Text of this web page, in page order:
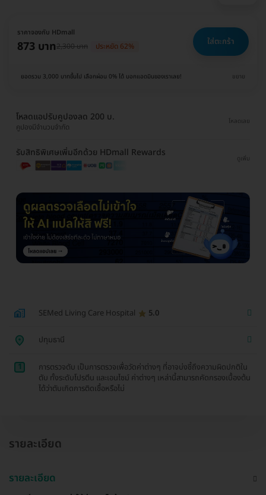
ราคาจองกับ HDmall
873 บาท2,300 บาท ประหยัด 62% ใส่ตะกร้า
ยอดรวม 3,000 บาทขึ้นไป เลือกผ่อน 0% ได้ บอกแอดมินของเราเลย! ขยาย
โหลดแอปรับคูปองลด 200 บ.
คูปองมีจำนวนจำกัด
โหลดเลย
รับสิทธิพิเศษเพิ่มอีกด้วย HDmall Rewards
ดูเพิ่ม
SEMed Living Care Hospital 5.0
ปทุมธานี
1
การตรวจตับ เป็นการตรวจเพื่อวัดค่าต่างๆ ที่อาจบ่งชี้ถึงความผิดปกติใน
ตับ ทั้งระดับโปรตีน และเอนไซม์ ค่าต่างๆ เหล่านี้สามารถคัดกรองเบื้องต้น
ได้ว่าตับเกิดการติดเชื้อหรือไม่
รายละเอียด
รายละเอียด